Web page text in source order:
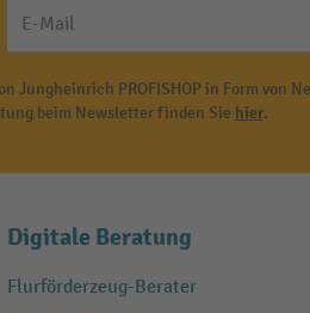
E-Mail
Jungheinrich PROFISHOP in Form von
beim Newsletter finden Sie hier.
Digitale Beratung
Flurförderzeug-Berater